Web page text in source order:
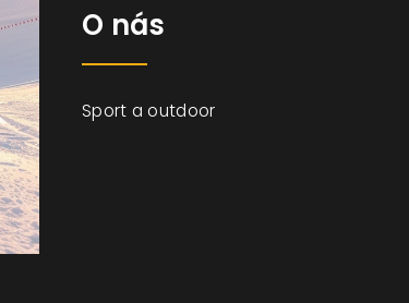
O nás
Sport a outdoor